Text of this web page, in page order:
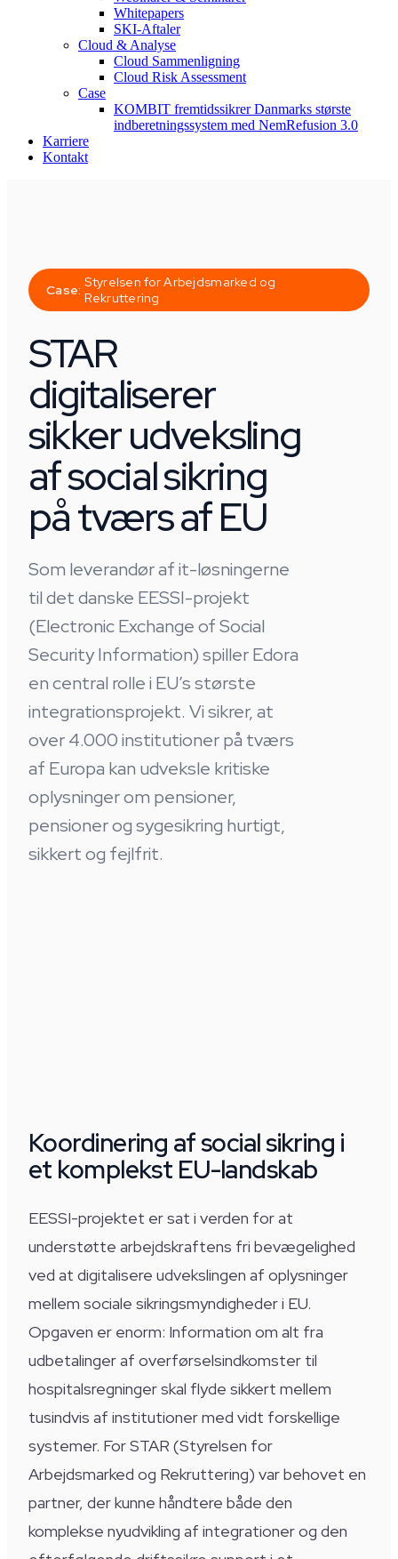
Whitepapers
SKI-Aftaler
Cloud & Analyse
Cloud Sammenligning
Cloud Risk Assessment
Case
KOMBIT fremtidssikrer Danmarks største
indberetningssystem med NemRefusion 3.0
Karriere
Kontakt
Case: Styrelsen for Arbejdsmarked og
Rekruttering
STAR
digitaliserer
sikker udveksling
af social sikring
på tværs af EU
Som leverandør af it-løsningerne
til det danske EESSI-projekt
(Electronic Exchange of Social
Security Information) spiller Edora
en central rolle i EU’s største
integrationsprojekt. Vi sikrer, at
over 4.000 institutioner på tværs
af Europa kan udveksle kritiske
oplysninger om pensioner,
pensioner og sygesikring hurtigt,
sikkert og fejlfrit.
Koordinering af social sikring i
et komplekst EU-landskab
EESSI-projektet er sat i verden for at
understøtte arbejdskraftens fri bevægelighed
ved at digitalisere udvekslingen af oplysninger
mellem sociale sikringsmyndigheder i EU.
Opgaven er enorm: Information om alt fra
udbetalinger af overførselsindkomster til
hospitalsregninger skal flyde sikkert mellem
tusindvis af institutioner med vidt forskellige
systemer. For STAR (Styrelsen for
Arbejdsmarked og Rekruttering) var behovet en
partner, der kunne håndtere både den
komplekse nyudvikling af integrationer og den